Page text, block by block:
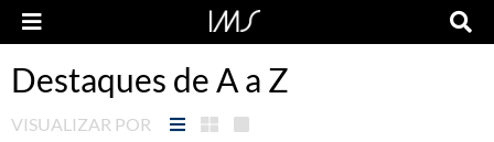
Destaques de A a Z
VISUALIZAR POR